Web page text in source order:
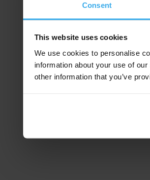
Consent
This website uses cookies
We use cookies to personalise
information about your use of
other information that you’ve